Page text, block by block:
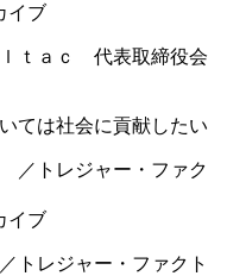
イブ
ｌｔａｃ 代表取締役会
ては社会に貢献したい
イブ
トレジャー・ファクト